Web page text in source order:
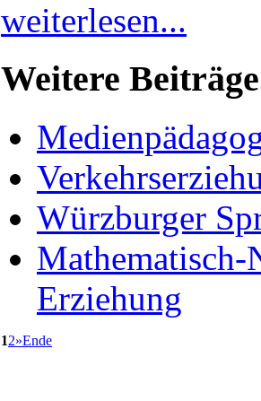
weiterlesen...
Weitere
Würzburger
Mathematisch-
Erziehung
12»Ende